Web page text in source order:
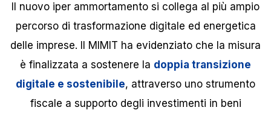
Il nuovo iper ammortamento si collega al più ampio
percorso di trasformazione digitale ed energetica
delle imprese. Il MIMIT ha evidenziato che la misura
è finalizzata a sostenere la doppia transizione
digitale e sostenibile, attraverso uno strumento
fiscale a supporto degli investimenti in beni